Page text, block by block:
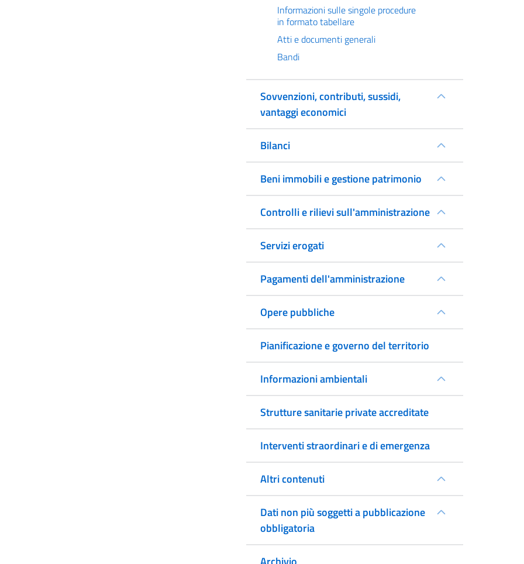
Informazioni sulle singole procedure
in formato tabellare
Atti e documenti generali
Bandi
Sovvenzioni, contributi, sussidi,
vantaggi economici
Bilanci
Beni immobili e gestione patrimonio
Controlli e rilievi sull'amministrazione
Servizi erogati
Pagamenti dell'amministrazione
Opere pubbliche
Pianificazione e governo del territorio
Informazioni ambientali
Strutture sanitarie private accreditate
Interventi straordinari e di emergenza
Altri contenuti
Dati non più soggetti a pubblicazione
obbligatoria